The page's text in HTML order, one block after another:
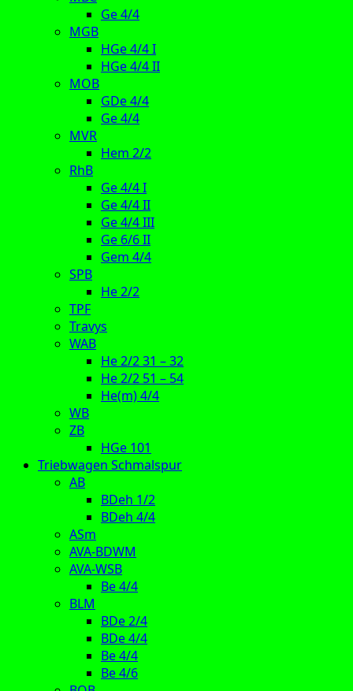
Ge 4/4
MGB
HGe 4/4 I
HGe 4/4 II
MOB
GDe 4/4
Ge 4/4
MVR
Hem 2/2
RhB
Ge 4/4 I
Ge 4/4 II
Ge 4/4 III
Ge 6/6 II
Gem 4/4
SPB
He 2/2
TPF
Travys
WAB
He 2/2 31 – 32
He 2/2 51 – 54
He(m) 4/4
WB
ZB
HGe 101
Triebwagen Schmalspur
AB
BDeh 1/2
BDeh 4/4
ASm
AVA-BDWM
AVA-WSB
Be 4/4
BLM
BDe 2/4
BDe 4/4
Be 4/4
Be 4/6